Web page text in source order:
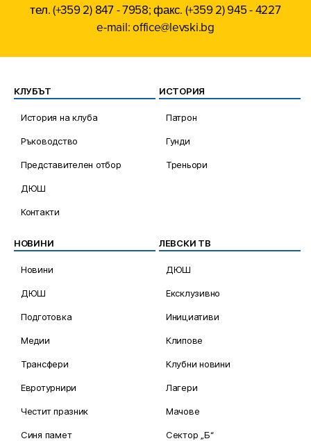
тел. (+359 2) 847 - 7958; факс. (+359 2) 945 - 4227
e-mail: office@levski.bg
КЛУБЪТ
История на клуба
Ръководство
Представителен отбор
ДЮШ
Контакти
ИСТОРИЯ
Патрон
Гунди
Треньори
НОВИНИ
Новини
ДЮШ
Подготовка
Медии
Трансфери
Евротурнири
Честит празник
Синя памет
ЛЕВСКИ ТВ
ДЮШ
Ексклузивно
Инициативи
Клипове
Клубни новини
Лагери
Мачове
Сектор „Б“